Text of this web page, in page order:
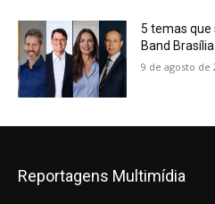
5 temas que
Band
9 de agosto de
Reportagens Multimídia